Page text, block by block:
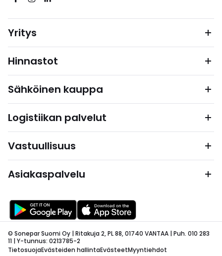
Yritys
Hinnastot
Sähköinen kauppa
Logistiikan palvelut
Vastuullisuus
Asiakaspalvelu
© Sonepar Suomi Oy | Ritakuja 2, PL 88, 01740 VANTAA | Puh. 010 283
11 | Y-tunnus: 0213785-2
TietosuojaEvästeiden hallintaEvästeetMyyntiehdot